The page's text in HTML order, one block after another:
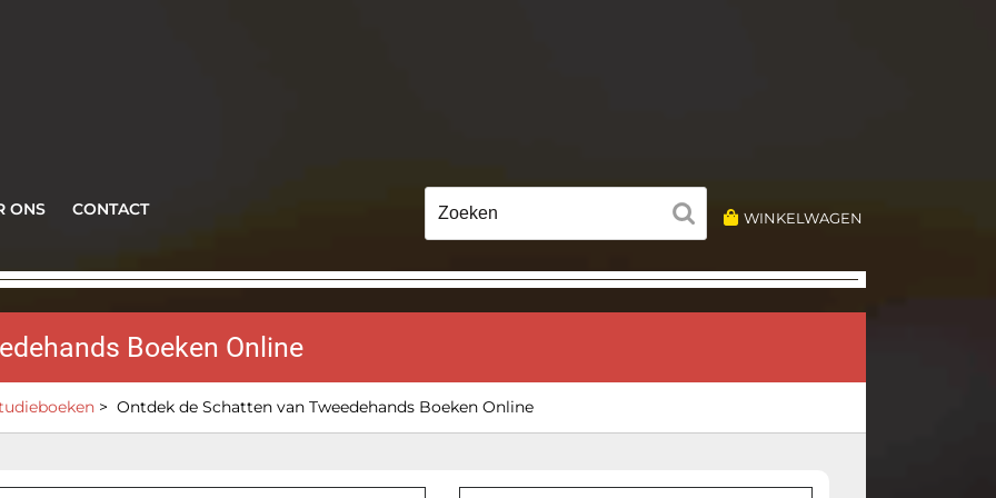
ONS CONTACT
naar:
WINKELWAGEN
Boeken Online
> Ontdek de Schatten van Tweedehands Boeken Online